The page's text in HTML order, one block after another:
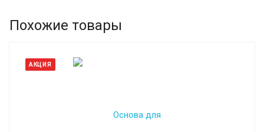
Похожие товары
АКЦИЯ